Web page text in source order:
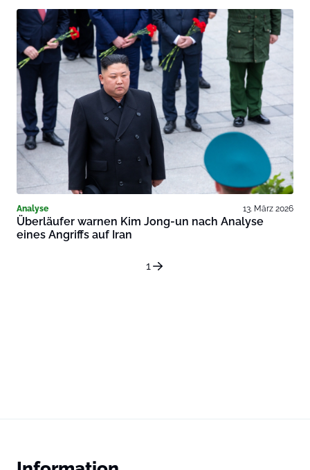
Analyse 13. März 2026
Überläufer warnen Kim Jong-un nach Analyse
eines Angriffs auf Iran
1